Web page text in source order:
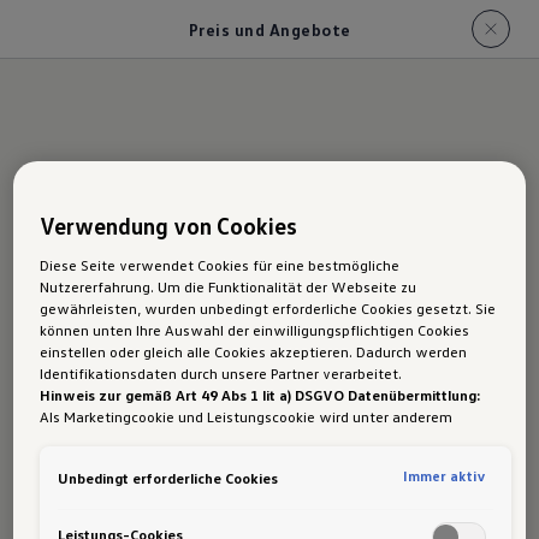
Preis und Angebote
Preis und aktuelle
Angebote
Bereits ab € 35.590,- in der
Ausstattungslinie Style.
Für Privatkunden
Verwendung von Cookies
Diese Seite verwendet Cookies für eine bestmögliche
Nutzererfahrung. Um die Funktionalität der Webseite zu
gewährleisten, wurden unbedingt erforderliche Cookies gesetzt. Sie
können unten Ihre Auswahl der einwilligungspflichtigen Cookies
einstellen oder gleich alle Cookies akzeptieren. Dadurch werden
Identifikationsdaten durch unsere Partner verarbeitet.
Hinweis zur gemäß Art 49 Abs 1 lit a) DSGVO Datenübermittlung:
Als Marketingcookie und Leistungscookie wird unter anderem
Daten in die USA (insbesondere dort an die Google LLC) weitergibt.
Unbedingt erforderliche Cookies Immer aktiv
Leistungs-Cookies